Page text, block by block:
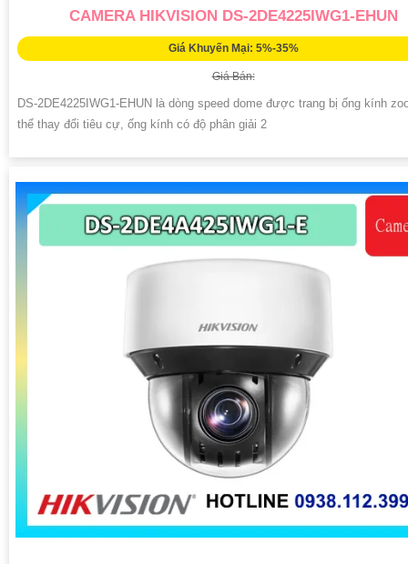
CAMERA HIKVISION DS-2DE4225IWG1-EHUN
Giá Khuyến Mại: 5%-35%
Giá Bán:
DS-2DE4225IWG1-EHUN là dòng speed dome được trang bị ống kính
thể thay đổi tiêu cự, ống kính có độ phân giải 2